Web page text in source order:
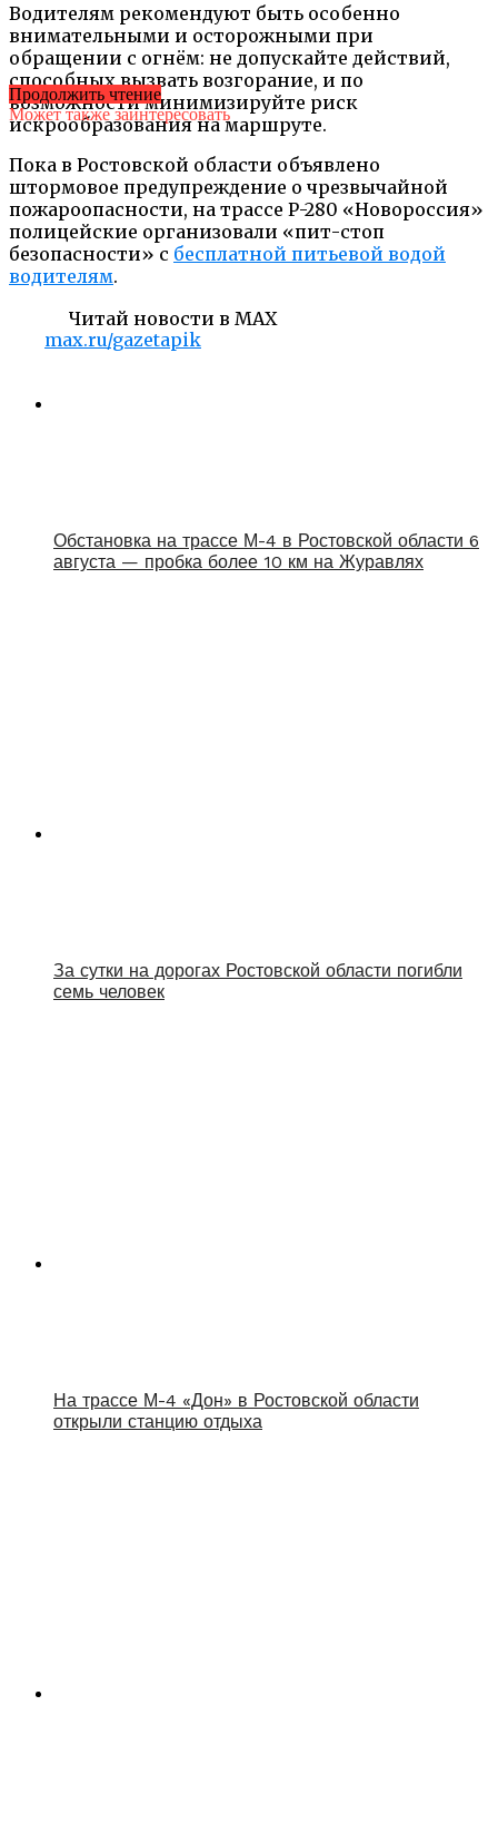
Водителям рекомендуют быть особенно
внимательными и осторожными при
обращении с огнём: не допускайте действий,
способных вызвать возгорание, и по
возможности минимизируйте риск
искрообразования на маршруте.
Пока в Ростовской области объявлено
штормовое предупреждение о чрезвычайной
пожароопасности, на трассе Р-280 «Новороссия»
полицейские организовали «пит-стоп
безопасности» с бесплатной питьевой водой
водителям.
Читай новости в MAX
max.ru/gazetapik
Продолжить чтение
Может также заинтересовать
Обстановка на трассе М-4 в Ростовской области 6
августа — пробка более 10 км на Журавлях
За сутки на дорогах Ростовской области погибли
семь человек
На трассе М-4 «Дон» в Ростовской области
открыли станцию отдыха